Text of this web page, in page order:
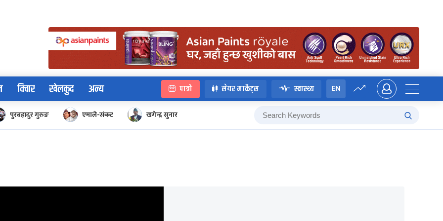
विचार खेलकुद अन्य पात्रो सेयर मार्केट्स स्वास्थ्य EN
पुरबहादुर गुरुङ एमाले-संकट खगेन्द्र सुनार